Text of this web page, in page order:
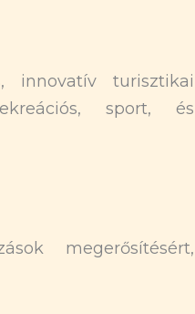
innovatív turisztikai
sport, és
megerősítésért,